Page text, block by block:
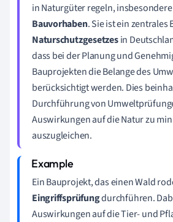
in Naturgüter regeln,
Bauvorhaben. Sie ist ein zentrales
Naturschutzgesetzesin
dass bei der Planung und
Bauprojekten die Belange des
berücksichtigt werden. Dies
Durchführung von
Auswirkungen auf die Natur zu
auszugleichen.
Ein Bauprojekt, das einen Wald
Eingriffsprüfungdurchführen.
Auswirkungen auf die Tier- und